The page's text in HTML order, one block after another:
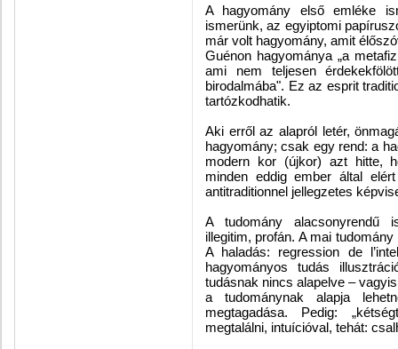
A hagyomány első emléke
ismerünk, az egyiptomi
már volt hagyomány, amit
Guénon hagyománya „a
ami nem teljesen
birodalmába". Ez az esprit
tartózkodhatik.
Aki erről az alapról letér,
hagyomány; csak egy rend: a
modern kor (újkor) azt hitte,
minden eddig ember által
antitraditionnel jellegzetes
A tudomány alacsonyrendű
illegitim, profán. A mai
A haladás: regression de
hagyományos tudás
tudásnak nincs alapelve –
a tudománynak alapja
megtagadása. Pedig:
megtalálni, intuícióval, tehát: